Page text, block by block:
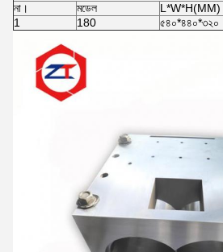
না। মডেল L*W*H(MM)
1
180 ৫৪০*৪৪০*৩২০